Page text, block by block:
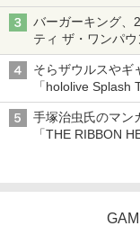
バーガーキング、
ティ ザ・ワンパ
「特製ガーリック
そらザウルスやギ
「hololive Splash
ライン販売開始
手塚治虫氏のマン
「THE RIBBON